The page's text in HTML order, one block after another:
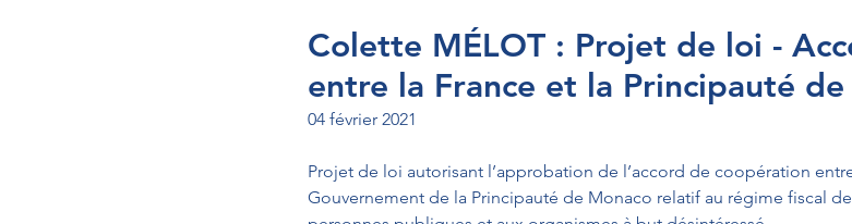
Colette MÉLOT : Projet de loi -
entre la France et la Principauté
04 février 2021
Projet de loi autorisant l’approbation de l’accord de coopération
Gouvernement de la Principauté de Monaco relatif au régime fiscal